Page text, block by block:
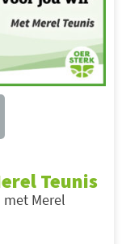
Teunis
met Merel